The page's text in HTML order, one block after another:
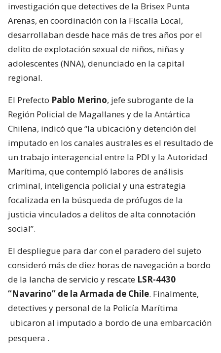
investigación que detectives de la Brisex Punta
Arenas, en coordinación con la Fiscalía Local,
desarrollaban desde hace más de tres años por el
delito de explotación sexual de niños, niñas y
adolescentes (NNA), denunciado en la capital
regional.
El Prefecto Pablo Merino, jefe subrogante de la
Región Policial de Magallanes y de la Antártica
Chilena, indicó que “la ubicación y detención del
imputado en los canales australes es el resultado de
un trabajo interagencial entre la PDI y la Autoridad
Marítima, que contempló labores de análisis
criminal, inteligencia policial y una estrategia
focalizada en la búsqueda de prófugos de la
justicia vinculados a delitos de alta connotación
social”.
El despliegue para dar con el paradero del sujeto
consideró más de diez horas de navegación a bordo
de la lancha de servicio y rescate LSR-4430
“Navarino” de la Armada de Chile. Finalmente,
detectives y personal de la Policía Marítima
ubicaron al imputado a bordo de una embarcación
pesquera .